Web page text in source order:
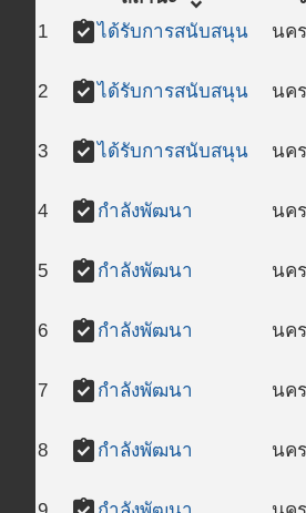
1 assignment_turned_inได้รับการสนับสนุน นค
2 assignment_turned_inได้รับการสนับสนุน นค
3 assignment_turned_inได้รับการสนับสนุน นค
4 assignment_turned_in กำลังพัฒนา นค
5 assignment_turned_in กำลังพัฒนา นค
6 assignment_turned_in กำลังพัฒนา นค
7 assignment_turned_in กำลังพัฒนา นค
8 assignment_turned_in กำลังพัฒนา นค